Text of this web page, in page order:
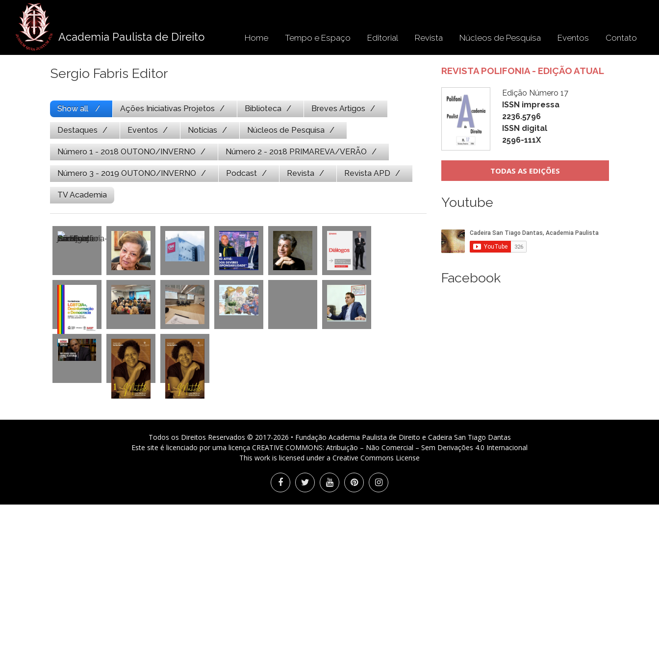
conteúdo
Academia Paulista de Direito Home Tempo e Espaço Editorial Revista Núcleos de Pesquisa Eventos Contato
Sergio Fabris Editor
Show all Ações Iniciativas Projetos Biblioteca Breves Artigos
Destaques Eventos Notícias Núcleos de Pesquisa
Número 1 - 2018 OUTONO/INVERNO Número 2 - 2018 PRIMAREVA/VERÃO
Número 3 - 2019 OUTONO/INVERNO Podcast Revista Revista APD
TV Academia
REVISTA POLIFONIA - EDIÇÃO ATUAL
Edição Número 17
ISSN impressa
2236.5796
ISSN digital
2596-111X
TODAS AS EDIÇÕES
Youtube
Facebook
Todos os Direitos Reservados © 2017-2026 • Fundação Academia Paulista de Direito e Cadeira San Tiago Dantas
Este site é licenciado por uma licença CREATIVE COMMONS: Atribuição – Não Comercial – Sem Derivações 4.0 Internacional
This work is licensed under a Creative Commons License